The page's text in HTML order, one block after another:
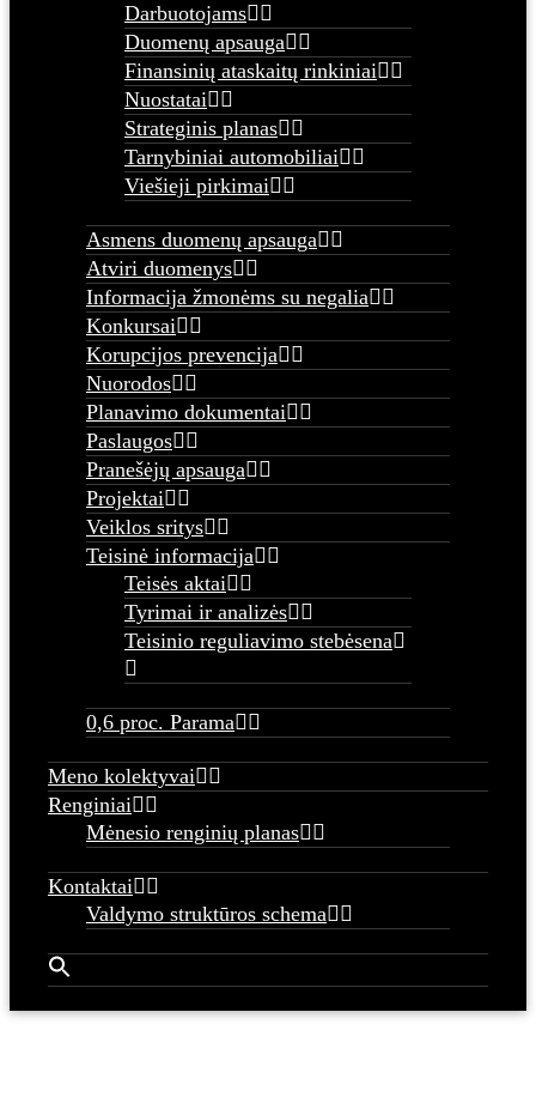
Darbuotojams
Duomenų apsauga
Finansinių ataskaitų rinkiniai
Nuostatai
Strateginis planas
Tarnybiniai automobiliai
Viešieji pirkimai
Asmens duomenų apsauga
Atviri duomenys
Informacija žmonėms su negalia
Konkursai
Korupcijos prevencija
Nuorodos
Planavimo dokumentai
Paslaugos
Pranešėjų apsauga
Projektai
Veiklos sritys
Teisinė informacija
Teisės aktai
Tyrimai ir analizės
Teisinio reguliavimo stebėsena
0,6 proc. Parama
Meno kolektyvai
Renginiai
Mėnesio renginių planas
Kontaktai
Valdymo struktūros schema